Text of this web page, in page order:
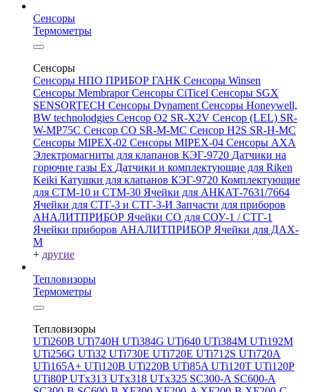
Сенсоры
Термометры
Сенсоры
Сенсоры НПО ПРИБОР ГАНК Сенсоры Winsen
Сенсоры MembraporСенсоры CiTicel Сенсоры SGX
SENSORTECH Сенсоры Dynament Сенсоры Honeywell,
BW technolodgies Сенсор O2 SR-X2V Сенсор (LEL) SR-
W-MP75C Сенсор CO SR-M-MC Сенсор H2S SR-H-MC
Сенсоры MIPEX-02 Сенсоры MIPEX-04 Сенсоры АХА
Электромагниты для клапанов КЭГ-9720 Датчики на
горючие газы Ex Датчики и комплектующие для Riken
Keiki Катушки для клапанов КЭГ-9720 Комплектующие
для СТМ-10 и СТМ-30 Ячейки для АНКАТ-7631/7664
Ячейки для СТГ-3 и СТГ-3-И Запчасти для приборов
АНАЛИТПРИБОР Ячейки CO для СОУ-1 / СТГ-1
Ячейки приборов АНАЛИТПРИБОР Ячейки для ДАХ-
М
+ другие
Тепловизоры
Термометры
Тепловизоры
UTi260В UTi740H UTi384G UTi640 UTi384M UTi192M
UTi256G UTi32 UTi730E UTi720E UTi712S UTi720A
UTi165A+ UTi120B UTi220B UTi85A UTi120T UTi120P
UTi80PUTx313 UTx318 UTx325 SC300-A SC600-A